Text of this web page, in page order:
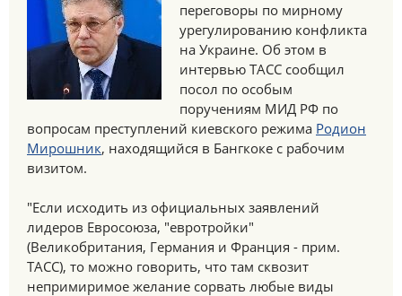
переговоры по мирному
урегулированию конфликта
на Украине. Об этом в
интервью ТАСС сообщил
посол по особым
поручениям МИД РФ по
вопросам преступлений киевского режима Родион
Мирошник, находящийся в Бангкоке с рабочим
визитом.
"Если исходить из официальных заявлений
лидеров Евросоюза, "евротройки"
(Великобритания, Германия и Франция - прим.
ТАСС), то можно говорить, что там сквозит
непримиримое желание сорвать любые виды